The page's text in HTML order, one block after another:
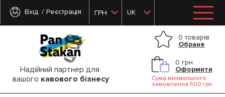
Вхід Реєстрація ГРН UK
Надійний партнер для
вашого кавового бізнесу
0 товарів
Обране
0 грн
Оформити
Сума мінімального
замовлення 500 грн